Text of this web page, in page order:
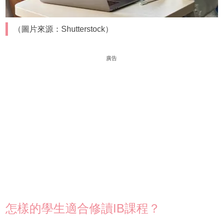
（圖片來源：Shutterstock）
廣告
怎樣的學生適合修讀IB課程？